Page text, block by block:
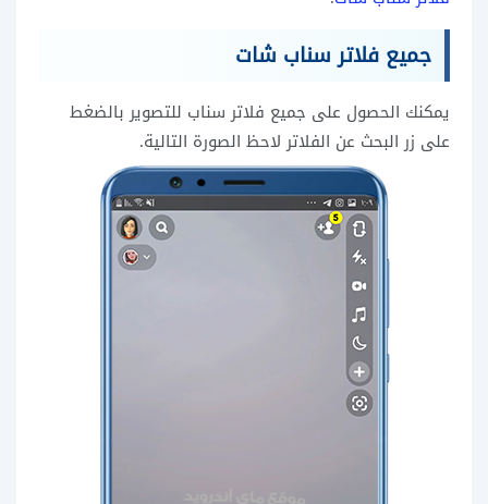
جميع فلاتر سناب شات
يمكنك الحصول على جميع فلاتر سناب للتصوير بالضغط
على زر البحث عن الفلاتر لاحظ الصورة التالية.